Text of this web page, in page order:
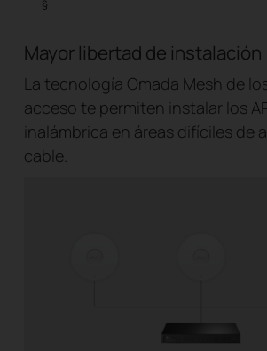
§
Mayor libertad de instalación
La tecnología Omada Mesh de
acceso te permiten instalar los
inalámbrica en áreas difíciles de
cable.